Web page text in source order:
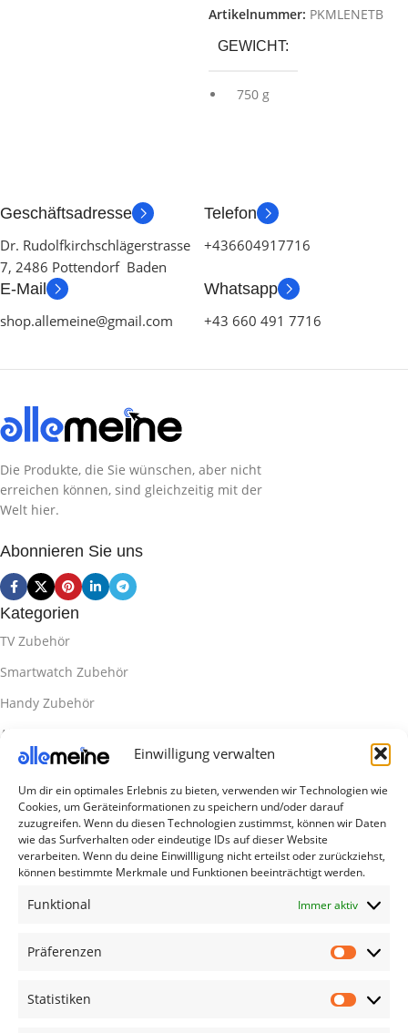
Einwilligung verwalten
Um dir ein optimales Erlebnis zu bieten, verwenden wir Technologien wie
Cookies, um Geräteinformationen zu speichern und/oder darauf
zuzugreifen. Wenn du diesen Technologien zustimmst, können wir Daten
wie das Surfverhalten oder eindeutige IDs auf dieser Website
verarbeiten. Wenn du deine Einwillligung nicht erteilst oder zurückziehst,
können bestimmte Merkmale und Funktionen beeinträchtigt werden.
Funktional Immer aktiv
Präferenzen
Statistiken
Artikelnummer: PKMLENETB
GEWICHT
750 g
PRODUKTART
SERIE
Geschäftsadresse
Dr. Rudolfkirchschlägerstrasse
7, 2486 Pottendorf Baden
Telefon
+436604917716
E-Mail
shop.allemeine@gmail.com
Whatsapp
+43 660 491 7716
Die Produkte, die Sie wünschen, aber nicht
erreichen können, sind gleichzeitig mit der
Welt hier.
Abonnieren Sie uns
Kategorien
TV Zubehör
Smartwatch Zubehör
Handy Zubehör
Airpod Zubehör
Gamingsachen
Useful Links
Aktionen
Blog
Lieferung & Rückgabe
Outlet